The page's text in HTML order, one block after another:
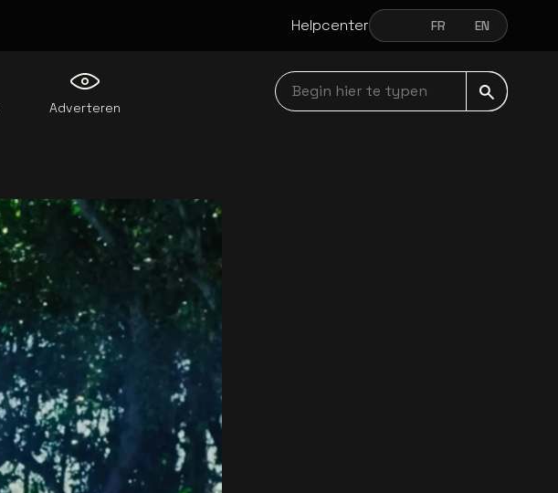
Helpcenter NEDERLANDSFRANÇAIS
FR ENGLISH
EN
Adverteren
Begin hier te typen navbar